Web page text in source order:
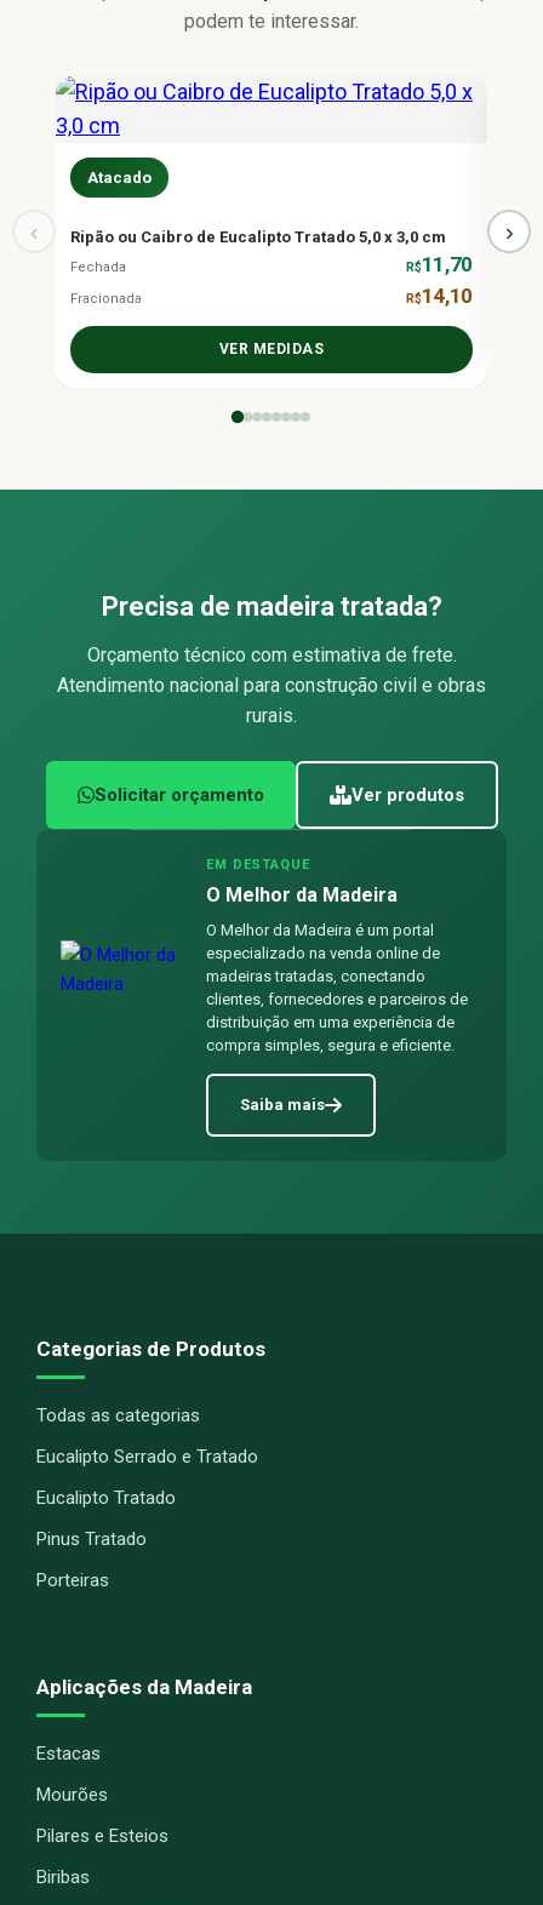
podem te interessar.
‹
Atacado
Ripão ou Caibro de Eucalipto Tratado 5,0 x 3,0 cm
Fechada R$11,70
Fracionada R$14,10
VER MEDIDAS
›
Precisa de madeira tratada?
Orçamento técnico com estimativa de frete.
Atendimento nacional para construção civil e obras
rurais.
Solicitar orçamento Ver produtos
EM DESTAQUE
O Melhor da Madeira
O Melhor da Madeira é um portal
especializado na venda online de
madeiras tratadas, conectando
clientes, fornecedores e parceiros de
distribuição em uma experiência de
compra simples, segura e eficiente.
Saiba mais
Categorias de Produtos
Todas as categorias
Eucalipto Serrado e Tratado
Eucalipto Tratado
Pinus Tratado
Porteiras
Aplicações da Madeira
Estacas
Mourões
Pilares e Esteios
Biribas